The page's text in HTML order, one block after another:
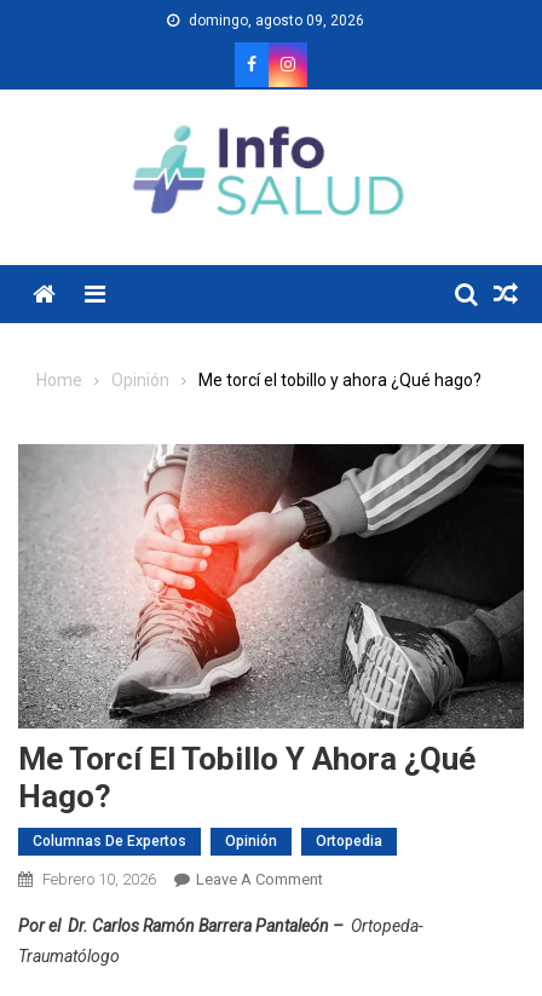
domingo, agosto 09, 2026
Menu
Home Opinión Me torcí el tobillo y ahora ¿Qué hago?
Me Torcí El Tobillo Y Ahora ¿Qué
Hago?
Columnas De Expertos Opinión Ortopedia
Febrero 10, 2026 Leave A CommentOn
Torcí
Por el Dr. Carlos Ramón Barrera Pantaleón – Ortopeda-
Traumatólogo